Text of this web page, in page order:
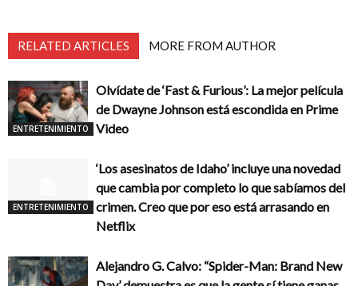
RELATED ARTICLES MORE FROM AUTHOR
ENTRETENIMIENTO
Olvídate de ‘Fast & Furious’: La mejor película
de Dwayne Johnson está escondida en Prime
Video
ENTRETENIMIENTO
‘Los asesinatos de Idaho’ incluye una novedad
que cambia por completo lo que sabíamos del
crimen. Creo que por eso está arrasando en
Netflix
Alejandro G. Calvo: “Spider-Man: Brand New